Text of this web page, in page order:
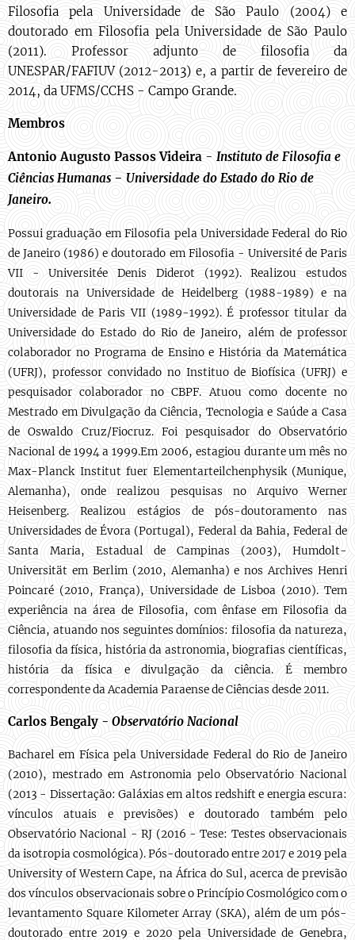
Filosofia pela Universidade de São Paulo (2004) e
doutorado em Filosofia pela Universidade de São Paulo
(2011). Professor adjunto de filosofia da
UNESPAR/FAFIUV (2012-2013) e, a partir de fevereiro de
2014, da UFMS/CCHS - Campo Grande.
Membros
Antonio Augusto Passos Videira - Instituto de Filosofia e
Ciências Humanas - Universidade do Estado do Rio de
Janeiro.
Possui graduação em Filosofia pela Universidade Federal do Rio
de Janeiro (1986) e doutorado em Filosofia - Université de Paris
VII - Universitée Denis Diderot (1992). Realizou estudos
doutorais na Universidade de Heidelberg (1988-1989) e na
Universidade de Paris VII (1989-1992). É professor titular da
Universidade do Estado do Rio de Janeiro, além de professor
colaborador no Programa de Ensino e História da Matemática
(UFRJ), professor convidado no Instituo de Biofísica (UFRJ) e
pesquisador colaborador no CBPF. Atuou como docente no
Mestrado em Divulgação da Ciência, Tecnologia e Saúde a Casa
de Oswaldo Cruz/Fiocruz. Foi pesquisador do Observatório
Nacional de 1994 a 1999.Em 2006, estagiou durante um mês no
Max-Planck Institut fuer Elementarteilchenphysik (Munique,
Alemanha), onde realizou pesquisas no Arquivo Werner
Heisenberg. Realizou estágios de pós-doutoramento nas
Universidades de Évora (Portugal), Federal da Bahia, Federal de
Santa Maria, Estadual de Campinas (2003), Humdolt-
Universität em Berlim (2010, Alemanha) e nos Archives Henri
Poincaré (2010, França), Universidade de Lisboa (2010). Tem
experiência na área de Filosofia, com ênfase em Filosofia da
Ciência, atuando nos seguintes domínios: filosofia da natureza,
filosofia da física, história da astronomia, biografias científicas,
história da física e divulgação da ciência. É membro
correspondente da Academia Paraense de Ciências desde 2011.
Carlos Bengaly - Observatório Nacional
Bacharel em Física pela Universidade Federal do Rio de Janeiro
(2010), mestrado em Astronomia pelo Observatório Nacional
(2013 - Dissertação: Galáxias em altos redshift e energia escura:
vínculos atuais e previsões) e doutorado também pelo
Observatório Nacional - RJ (2016 - Tese: Testes observacionais
da isotropia cosmológica). Pós-doutorado entre 2017 e 2019 pela
University of Western Cape, na África do Sul, acerca de previsão
dos vínculos observacionais sobre o Princípio Cosmológico com o
levantamento Square Kilometer Array (SKA), além de um pós-
doutorado entre 2019 e 2020 pela Universidade de Genebra,